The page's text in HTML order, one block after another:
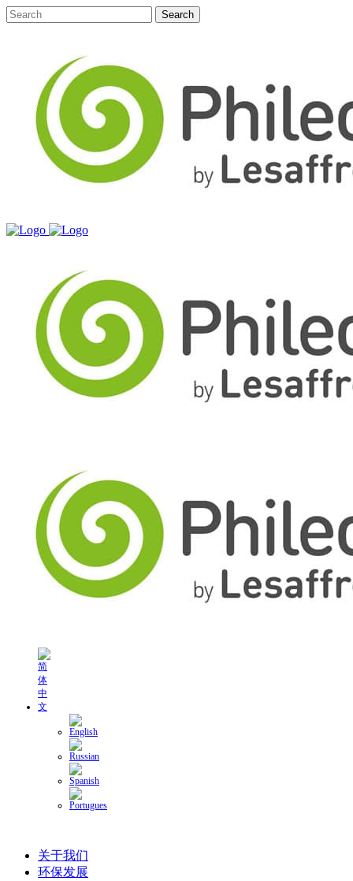
关于我们
环保发展